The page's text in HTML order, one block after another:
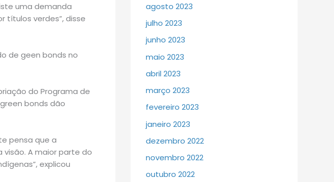
uma demanda
títulos verdes”, disse
de geen bonds no
do Programa de
bonds dão
pensa que a
visão. A maior parte do
explicou
agosto 2023
julho 2023
junho 2023
maio 2023
abril 2023
março 2023
fevereiro 2023
janeiro 2023
dezembro 2022
novembro 2022
outubro 2022